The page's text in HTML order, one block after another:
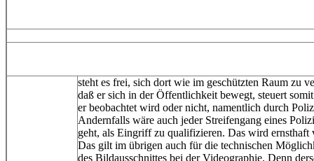
steht es frei, sich dort wie im geschützten Raum zu
daß er sich in der Öffentlichkeit bewegt, steuert
er beobachtet wird oder nicht, namentlich durch
Andernfalls wäre auch jeder Streifengang eines
geht, als Eingriff zu qualifizieren. Das wird ernsthaft
Das gilt im übrigen auch für die technischen
des Bildausschnittes bei der Videographie. Denn